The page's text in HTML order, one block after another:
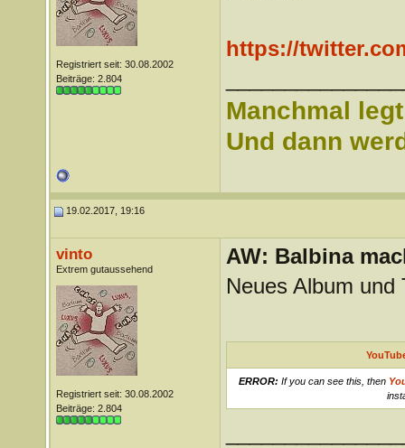
Registriert seit: 30.08.2002
Beiträge: 2.804
https://
Manchmal
Und dann
19.02.2017, 19:16
vinto
Extrem gutaussehend
Registriert seit: 30.08.2002
Beiträge: 2.804
AW: Balbina
Neues Album
ERROR: If you can see this, then